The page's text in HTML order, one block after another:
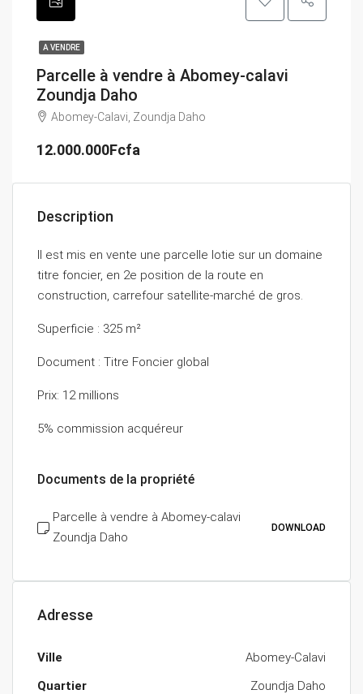
A VENDRE
Parcelle à vendre à Abomey-calavi
Zoundja Daho
Abomey-Calavi, Zoundja Daho
12.000.000Fcfa
Description
Il est mis en vente une parcelle lotie sur un domaine
titre foncier, en 2e position de la route en
construction, carrefour satellite-marché de gros.
Superficie : 325 m²
Document : Titre Foncier global
Prix: 12 millions
5% commission acquéreur
Documents de la propriété
Parcelle à vendre à Abomey-calavi
Zoundja Daho
DOWNLOAD
Adresse
Ville
Abomey-Calavi
Quartier
Zoundja Daho